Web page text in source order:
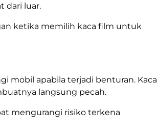
dari luar.
ketika memilih kaca film untuk
mobil apabila terjadi benturan. Kaca
langsung pecah.
mengurangi risiko terkena